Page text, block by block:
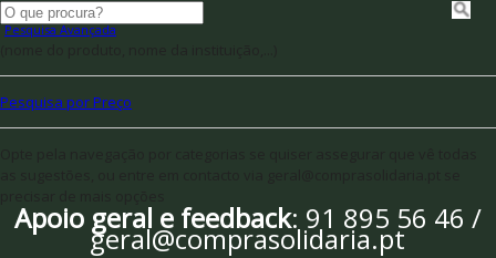
Pesquisa Avançada
Pesquisa por Preço
Apoio geral e feedback: 91 895 56 46 /
geral@comprasolidaria.pt